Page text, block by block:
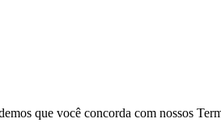
que você concorda com nossos